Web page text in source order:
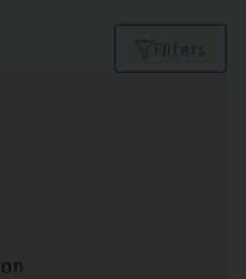
Filters
— Soci­al